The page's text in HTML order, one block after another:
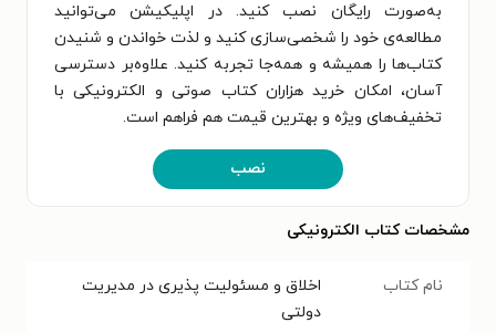
به‌صورت رایگان نصب کنید. در اپلیکیشن می‌توانید
مطالعه‌ی خود را شخصی‌سازی کنید و لذت خواندن و شنیدن
کتاب‌ها را همیشه و همه‌جا تجربه کنید. علاوه‌بر دسترسی
آسان، امکان خرید هزاران کتاب صوتی و الکترونیکی با
تخفیف‌های ویژه و بهترین قیمت هم فراهم است.
نصب
مشخصات کتاب الکترونیکی
نام کتاب
اخلاق و مسئولیت پذیری در مدیریت
دولتی